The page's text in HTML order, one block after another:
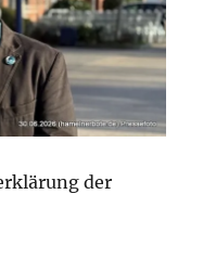
der